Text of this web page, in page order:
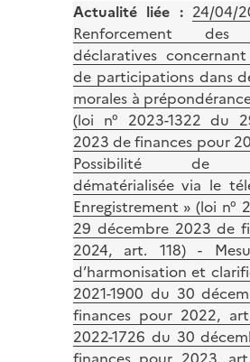
Actualité liée : 24/04/
Renforcement des
déclaratives
de participations dans
morales à
(loi n° 2023-1322 du
2023 de finances pour
Possibilité de
dématérialisée via le
Enregistrement » (loi n°
29 décembre 2023 de
2024, art. 118) -
d’harmonisation et
2021-1900 du 30
finances pour 2022,
2022-1726 du 30